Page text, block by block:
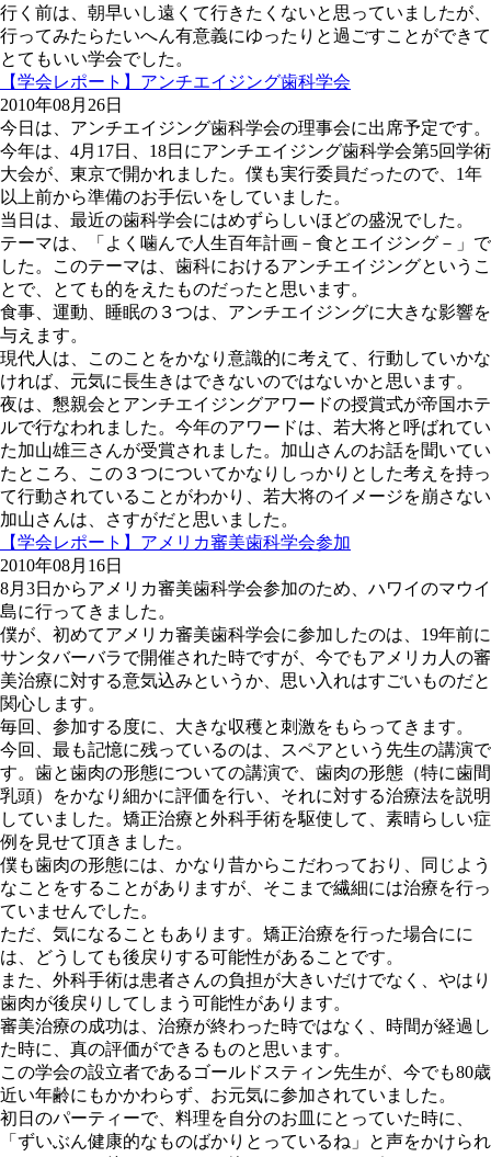
行く前は、朝早いし遠くて行きたくないと思っていましたが、
行ってみたらたいへん有意義にゆったりと過ごすことができて
とてもいい学会でした。
【学会レポート】アンチエイジング歯科学会
2010年08月26日
今日は、アンチエイジング歯科学会の理事会に出席予定です。
今年は、4月17日、18日にアンチエイジング歯科学会第5回学術
大会が、東京で開かれました。僕も実行委員だったので、1年
以上前から準備のお手伝いをしていました。
当日は、最近の歯科学会にはめずらしいほどの盛況でした。
テーマは、「よく噛んで人生百年計画－食とエイジング－」で
した。このテーマは、歯科におけるアンチエイジングというこ
とで、とても的をえたものだったと思います。
食事、運動、睡眠の３つは、アンチエイジングに大きな影響を
与えます。
現代人は、このことをかなり意識的に考えて、行動していかな
ければ、元気に長生きはできないのではないかと思います。
夜は、懇親会とアンチエイジングアワードの授賞式が帝国ホテ
ルで行なわれました。今年のアワードは、若大将と呼ばれてい
た加山雄三さんが受賞されました。加山さんのお話を聞いてい
たところ、この３つについてかなりしっかりとした考えを持っ
て行動されていることがわかり、若大将のイメージを崩さない
加山さんは、さすがだと思いました。
【学会レポート】アメリカ審美歯科学会参加
2010年08月16日
8月3日からアメリカ審美歯科学会参加のため、ハワイのマウイ
島に行ってきました。
僕が、初めてアメリカ審美歯科学会に参加したのは、19年前に
サンタバーバラで開催された時ですが、今でもアメリカ人の審
美治療に対する意気込みというか、思い入れはすごいものだと
関心します。
毎回、参加する度に、大きな収穫と刺激をもらってきます。
今回、最も記憶に残っているのは、スペアという先生の講演で
す。歯と歯肉の形態についての講演で、歯肉の形態（特に歯間
乳頭）をかなり細かに評価を行い、それに対する治療法を説明
していました。矯正治療と外科手術を駆使して、素晴らしい症
例を見せて頂きました。
僕も歯肉の形態には、かなり昔からこだわっており、同じよう
なことをすることがありますが、そこまで繊細には治療を行っ
ていませんでした。
ただ、気になることもあります。矯正治療を行った場合にに
は、どうしても後戻りする可能性があることです。
また、外科手術は患者さんの負担が大きいだけでなく、やはり
歯肉が後戻りしてしまう可能性があります。
審美治療の成功は、治療が終わった時ではなく、時間が経過し
た時に、真の評価ができるものと思います。
この学会の設立者であるゴールドスティン先生が、今でも80歳
近い年齢にもかかわらず、お元気に参加されていました。
初日のパーティーで、料理を自分のお皿にとっていた時に、
「ずいぶん健康的なものばかりとっているね」と声をかけられ